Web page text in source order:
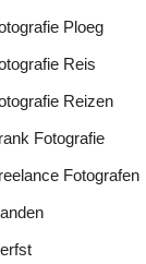
Ploeg
Reis
Reizen
Fotografie
Fotografen